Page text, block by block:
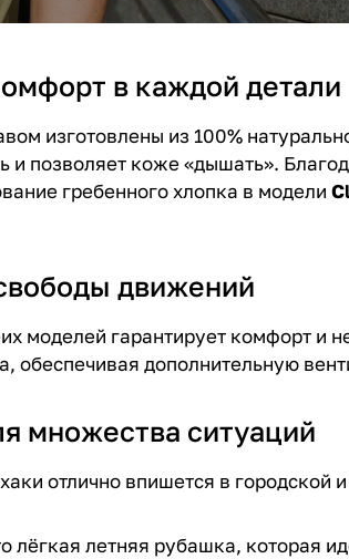
в каждой детали
изготовлены из 100%
и позволяет коже «дышать».
гребенного хлопка в модели
движений
моделей гарантирует комфорт и
обеспечивая дополнительную
множества ситуаций
отлично впишется в
лёгкая летняя рубашка, которая